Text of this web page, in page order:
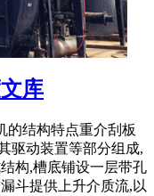
库
的结构特点重介刮板
驱动装置等部分组成,
构,槽底铺设一层带孔
斗提供上升介质流,以